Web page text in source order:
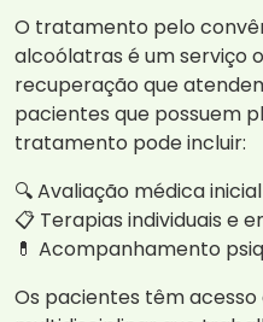
O tratamento pelo
alcoólatras é um serviço
recuperação que
pacientes que possuem
tratamento pode incluir:
🔍 Avaliação médica inicial
📋 Terapias individuais e
💊 Acompanhamento
Os pacientes têm acesso